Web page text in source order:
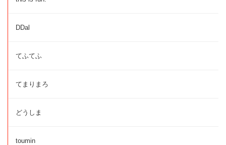
DDal
てふてふ
てまりまろ
どうしま
toumin